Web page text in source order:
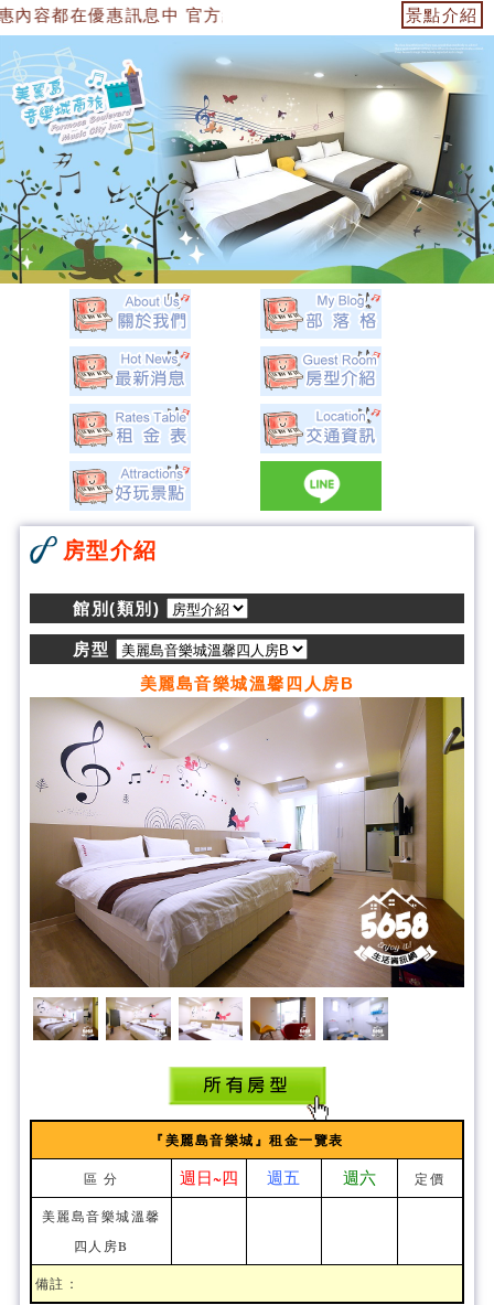
容都在優惠訊息中 官方網站：https:// 景點介紹
房型介紹
館別(類別)
房型
美麗島音樂城溫馨四人房B
『美麗島音樂城』租金一覽表
區 分 週日~四 週五 週六 定價
美麗島音樂城溫馨
四人房B
備註：